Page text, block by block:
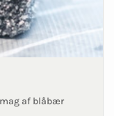
af blåbær